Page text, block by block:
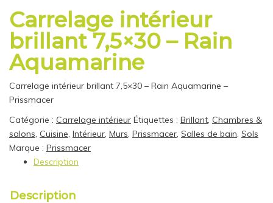
Carrelage intérieur
brillant 7,5×30 – Rain
Aquamarine
Carrelage intérieur brillant 7,5×30 – Rain Aquamarine –
Prissmacer
Catégorie : Carrelage intérieur Étiquettes : Brillant, Chambres &
salons, Cuisine, Intérieur, Murs, Prissmacer, Salles de bain, Sols
Marque : Prissmacer
Description
Description